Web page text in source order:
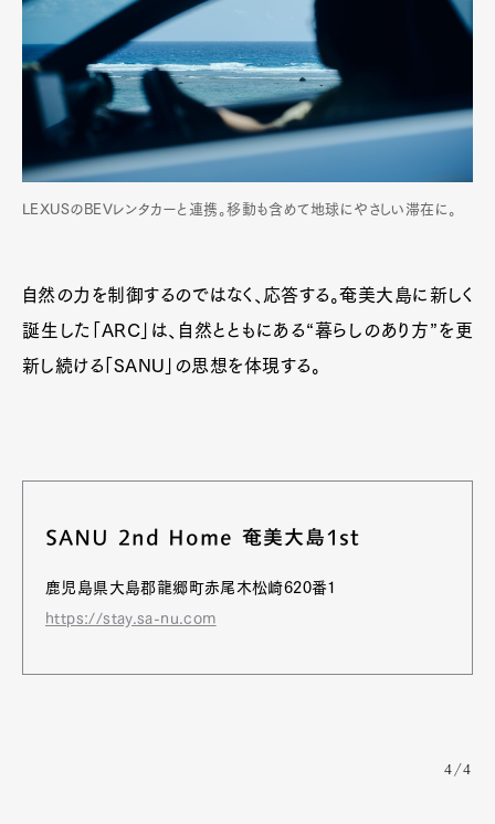
Official Columnist
About
Contact
Pen Meet
LEXUSのBEVレンタカーと連携。移動も含めて地球にやさしい滞在に。
自然の力を制御するのではなく、応答する。奄美大島に新しく
誕生した「ARC」は、自然とともにある“暮らしのあり方”を更
新し続ける「SANU」の思想を体現する。
SANU 2nd Home 奄美大島1st
鹿児島県大島郡龍郷町赤尾木松崎620番1
https://stay.sa-nu.com
4/4